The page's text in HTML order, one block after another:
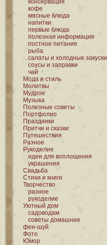
консервация
кофе
мясные блюда
напитки
первые блюда
полезная информация
постное питание
рыба
салаты и холодные закуски
соусы и заправки
чай
Мода и стиль
Молитвы
Мудрое
Музыка
Полезные советы
Портфолио
Праздники
Притчи и сказки
Путешествия
Разное
Рукоделие
идеи для воплощения
украшения
Свадьба
Стихи и книги
Творчество
разное
рукоделие
Уютный дом
садоводам
советы домашние
фен-шуй
Фото
Юмор